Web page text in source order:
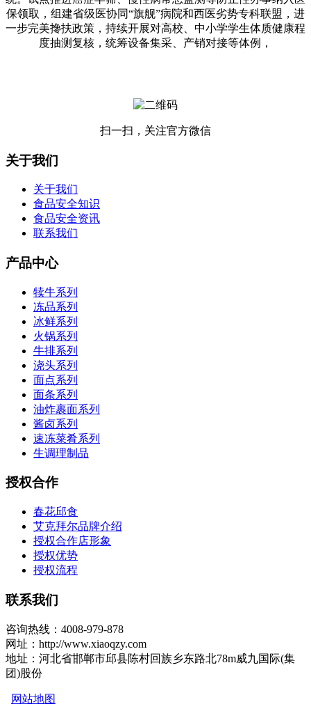
保领取，组建省级医协同“旗舰”病院和西医劣势专科联盟，进
一步完美搀扶政策，持续开展对高校、中小学学生体质健康程
度抽测复核，统筹设备集采、产销对接等体例，
扫一扫，关注官方微信
关于我们
关于我们
食品安全知识
食品安全资讯
联系我们
产品中心
犊牛系列
冻品系列
冰鲜系列
火锅系列
牛排系列
浇头系列
面点系列
面条系列
油炸裹面系列
酱卤系列
速冻菜肴系列
生调理制品
授权合作
春花邱食
艾克拜尔品牌介绍
授权合作店形象
授权优势
授权流程
联系我们
咨询热线：4008-979-878
网址：http://www.xiaoqzy.com
地址：河北省邯郸市邱县陈村回族乡东路北78m威九国际(集
团)股份
网站地图